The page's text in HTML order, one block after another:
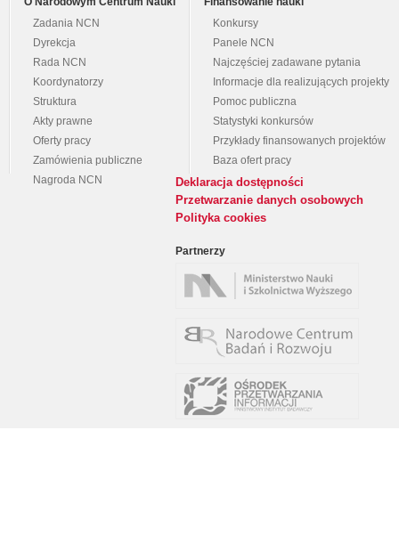
Zadania NCN
Dyrekcja
Rada NCN
Koordynatorzy
Struktura
Akty prawne
Oferty pracy
Zamówienia publiczne
Nagroda NCN
Konkursy
Panele NCN
Najczęściej zadawane pytania
Informacje dla realizujących projekty
Pomoc publiczna
Statystyki konkursów
Przykłady finansowanych projektów
Baza ofert pracy
Deklaracja dostępności
Przetwarzanie danych osobowych
Polityka cookies
Partnerzy